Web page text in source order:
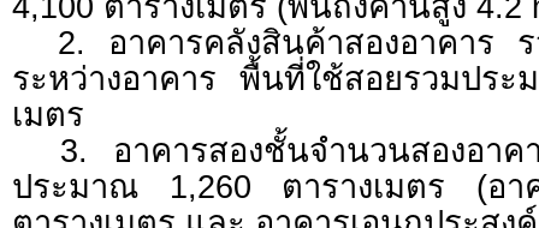
2. อาคารคลังสินค้าสองอาคาร
ระหว่างอาคาร พื้นที่ใช้สอยรวมปร
เมตร
3. อาคารสองชั้นจำนวนสองอาค
ประมาณ 1,260 ตารางเมตร (อา